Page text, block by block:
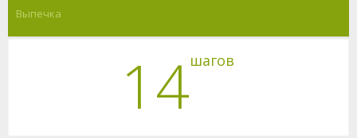
Выпечка
14шагов